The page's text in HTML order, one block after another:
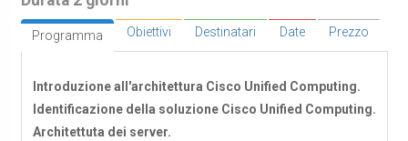
Programma Obiettivi Destinatari Date Prezzo
Introduzione all'architettura Cisco Unified Computing.
Identificazione della soluzione Cisco Unified Computing.
Architettuta dei server.